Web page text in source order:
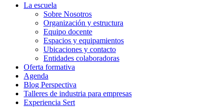
La escuela
Sobre Nosotros
Organización y estructura
Equipo docente
Espacios y equipamientos
Ubicaciones y contacto
Entidades colaboradoras
Oferta formativa
Agenda
Blog Perspectiva
Talleres de industria para empresas
Experiencia Sert